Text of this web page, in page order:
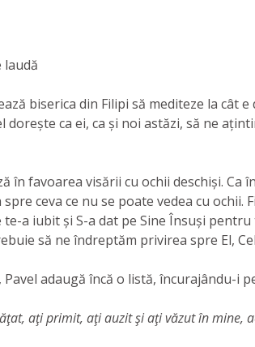
laudă
biserica din Filipi să mediteze la cât
dorește ca ei, ca și noi astăzi, să ne
în favoarea visării cu ochii deschiși.
ceva ce nu se poate vedea cu
te-a iubit și S-a dat pe Sine Însuși
să ne îndreptăm privirea spre El,
Pavel adaugă încă o listă, încurajându-i
aţi primit, aţi auzit şi aţi văzut în mine,